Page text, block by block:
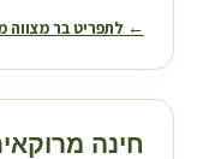
← לתפריט בר מצווה
חינה